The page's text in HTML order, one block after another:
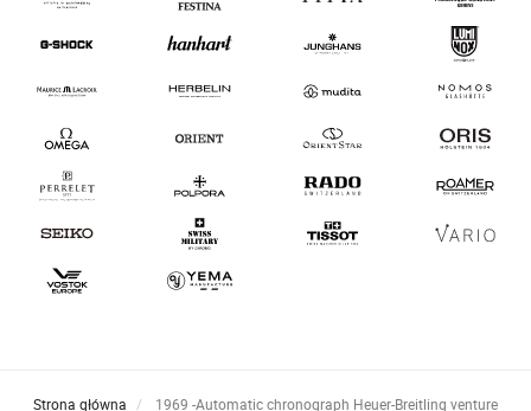
Strona główna 1969 -Automatic chronograph Heuer-Breitling venture